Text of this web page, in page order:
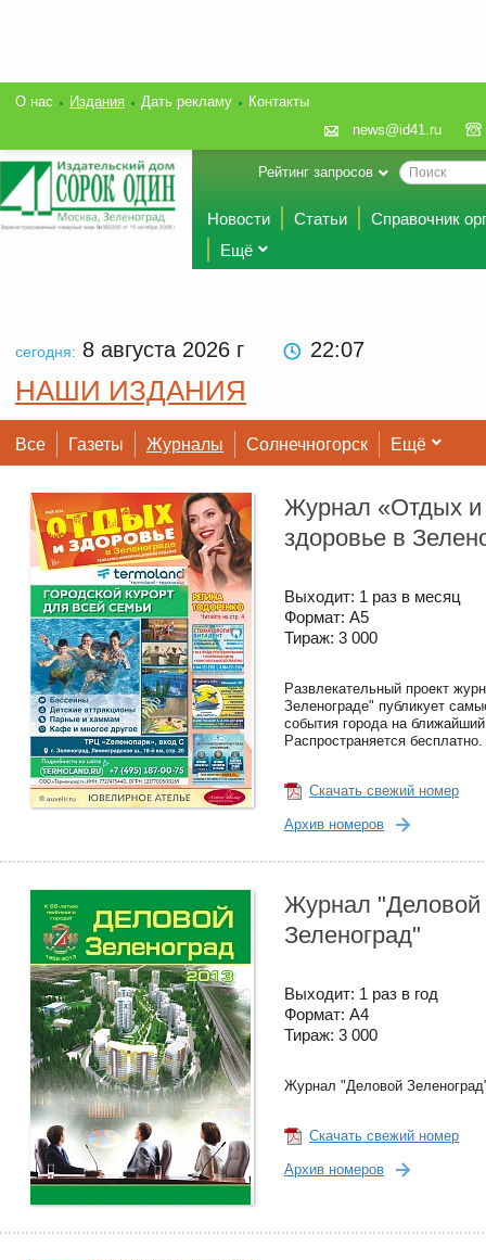
О нас Издания Дать рекламу
Контакты
news@id41.ru
Рейтинг запросов
Новости Статьи
Справочник
Ещё
сегодня: 8 августа 2026 г 22 07
НАШИ ИЗДАНИЯ
Все Газеты Журналы Солнечногорск Ещё
Журнал «Отдых и
здоровье в
Выходит: 1 раз в месяц
Формат: А5
Тираж: 3 000
Развлекательный проект
Зеленограде" публикует
события города на
Распространяется бесплатно.
Скачать свежий номер
Архив номеров
Журнал "Деловой
Зеленоград"
Выходит: 1 раз в год
Формат: А4
Тираж: 3 000
Журнал "Деловой
Скачать свежий номер
Архив номеров